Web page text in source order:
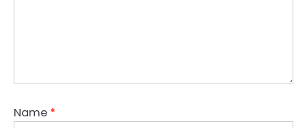
Name *